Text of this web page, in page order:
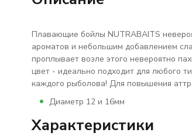
Плавающие бойлы NUTRABAITS
ароматов и небольшим добавлением
проплывает возле этого невероятно
цвет - идеально подходит для любого
каждого рыболова! Для повышения
Диаметр 12 и 16мм
Характеристики